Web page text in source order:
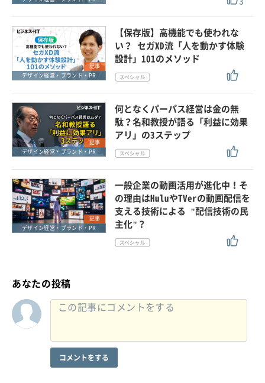
記事
デザイン経営・ブランド・PR
【保存版】高機能でも使われな
い？ セガXD流「人を動かす体験
設計」101のメソッド
記事
デザイン経営・ブランド・PR
何となくパーパス経営は金の無
駄？名和教授が語る「利益に効果
アリ」の3ステップ
記事
デザイン経営・ブランド・PR
一般企業の動画活用が進化中！そ
の理由はHuluやTVerの動画配信を
支える技術による "配信技術の民
主化"？
あなたの投稿
コメントをする